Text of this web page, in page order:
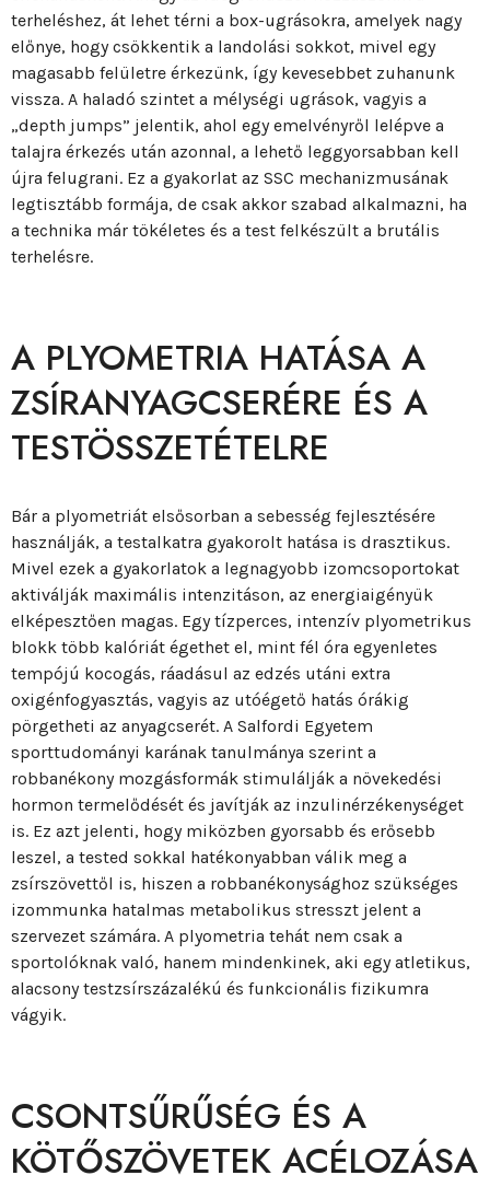
terheléshez, át lehet térni a box-ugrásokra, amelyek nagy
előnye, hogy csökkentik a landolási sokkot, mivel egy
magasabb felületre érkezünk, így kevesebbet zuhanunk
vissza. A haladó szintet a mélységi ugrások, vagyis a
„depth jumps” jelentik, ahol egy emelvényről lelépve a
talajra érkezés után azonnal, a lehető leggyorsabban kell
újra felugrani. Ez a gyakorlat az SSC mechanizmusának
legtisztább formája, de csak akkor szabad alkalmazni, ha
a technika már tökéletes és a test felkészült a brutális
terhelésre.
A PLYOMETRIA HATÁSA A
ZSÍRANYAGCSERÉRE ÉS A
TESTÖSSZETÉTELRE
Bár a plyometriát elsősorban a sebesség fejlesztésére
használják, a testalkatra gyakorolt hatása is drasztikus.
Mivel ezek a gyakorlatok a legnagyobb izomcsoportokat
aktiválják maximális intenzitáson, az energiaigényük
elképesztően magas. Egy tízperces, intenzív plyometrikus
blokk több kalóriát égethet el, mint fél óra egyenletes
tempójú kocogás, ráadásul az edzés utáni extra
oxigénfogyasztás, vagyis az utóégető hatás órákig
pörgetheti az anyagcserét. A Salfordi Egyetem
sporttudományi karának tanulmánya szerint a
robbanékony mozgásformák stimulálják a növekedési
hormon termelődését és javítják az inzulinérzékenységet
is. Ez azt jelenti, hogy miközben gyorsabb és erősebb
leszel, a tested sokkal hatékonyabban válik meg a
zsírszövettől is, hiszen a robbanékonysághoz szükséges
izommunka hatalmas metabolikus stresszt jelent a
szervezet számára. A plyometria tehát nem csak a
sportolóknak való, hanem mindenkinek, aki egy atletikus,
alacsony testzsírszázalékú és funkcionális fizikumra
vágyik.
CSONTSŰRŰSÉG ÉS A
KÖTŐSZÖVETEK ACÉLOZÁSA